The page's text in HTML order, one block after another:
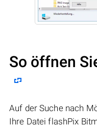
So öffnen
Auf der Suche nach
Ihre Datei flashPix